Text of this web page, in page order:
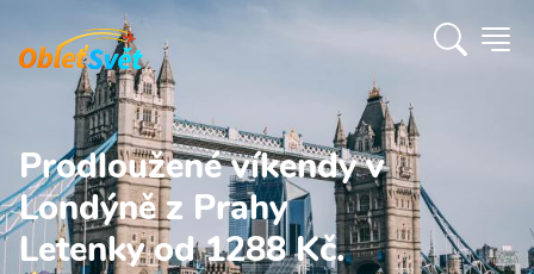
Prodloužené víkendy v
Londýně z Prahy
Letenky od 1288 Kč.